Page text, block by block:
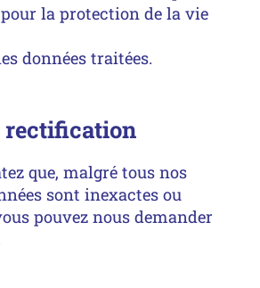
la protection de la vie
données traitées.
rectification
que, malgré tous nos
sont inexactes ou
pouvez nous demander